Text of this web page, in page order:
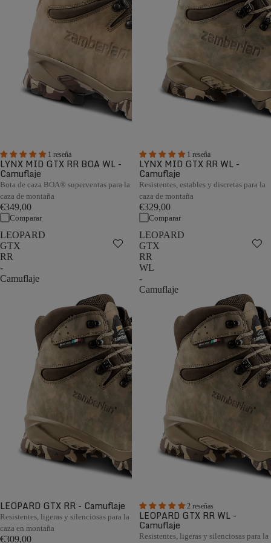
1 reseña
LYNX MID GTX RR BOA WL -
Camuflaje
Bota de caza BOA® superventas para la
caza de montaña
€349,00
Comparar
1 reseña
LYNX MID GTX RR WL -
Camuflaje
Resistentes, estables y discretas para la
caza de montaña
€329,00
Comparar
LEOPARD
GTX
RR
-
Camuflaje
LEOPARD GTX RR - Camuflaje
Resistentes, ligeras y silenciosas para la
caza en montaña
€309,00
LEOPARD
GTX
RR
WL
-
Camuflaje
2 reseñas
LEOPARD GTX RR WL -
Camuflaje
Resistentes, ligeras y silenciosas para la